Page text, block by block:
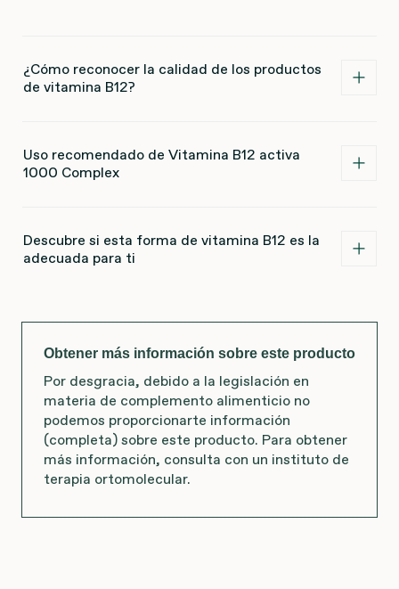
¿Cómo reconocer la calidad de los productos
de vitamina B12?
Uso recomendado de Vitamina B12 activa
1000 Complex
Descubre si esta forma de vitamina B12 es la
adecuada para ti
Obtener más información sobre este producto
Por desgracia, debido a la legislación en
materia de complemento alimenticio no
podemos proporcionarte información
(completa) sobre este producto. Para obtener
más información, consulta con un instituto de
terapia ortomolecular.